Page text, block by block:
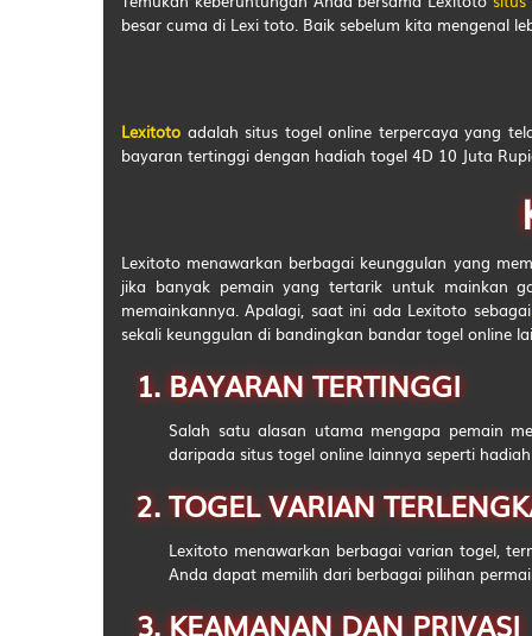
51
54
57
58
61
62
64
65
besar cuma di Lexi toto. Baik sebelum kita mengenal
Lexitoto adalah situs togel online terpercaya yang
bayaran tertinggi dengan hadiah togel 4D 10 Juta
Lexitoto menawarkan berbagai keunggulan yang
jika banyak pemain yang tertarik untuk mainkan
memainkannya. Apalagi, saat ini ada Lexitoto sebagai
sekali keunggulan di bandingkan bandar togel online
BAYARAN TERTINGGI
Salah satu alasan utama mengapa pemain
daripada situs togel online lainnya seperti
TOGEL VARIAN
Lexitoto menawarkan berbagai varian togel,
Anda dapat memilih dari berbagai pilihan
KEAMANAN DAN PRIVASI